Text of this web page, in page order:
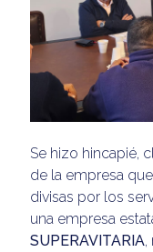
Se hizo hincapié,
de la empresa
divisas por los
una empresa
SUPERAVITARIA,